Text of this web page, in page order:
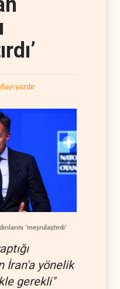
yazdır
‘meşrulaştırdı’
İran'a yönelik
gerekli"